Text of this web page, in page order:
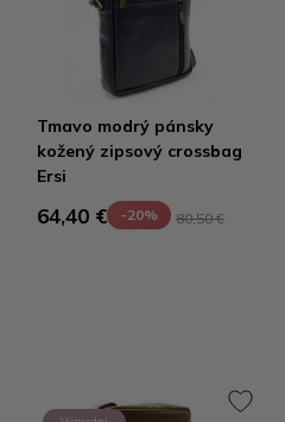
Tmavo modrý pánsky
kožený zipsový crossbag
Ersi
64,40 € -20% 80,50 €